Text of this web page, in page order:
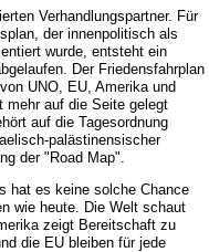
Verhandlungspartner. Für
der innenpolitisch als
wurde, entsteht ein
Der Friedensfahrplan
UNO, EU, Amerika und
mehr auf die Seite gelegt
auf die Tagesordnung
palästinensischer
der "Road Map".
hat es keine solche Chance
wie heute. Die Welt schaut
zeigt Bereitschaft zu
die EU bleiben für jede